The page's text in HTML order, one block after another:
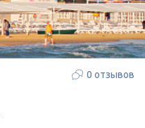
0 отзывов